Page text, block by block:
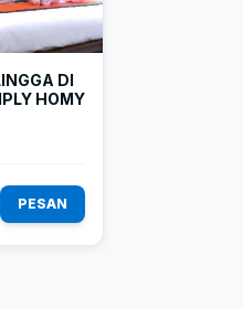
DI
HOMY
PESAN